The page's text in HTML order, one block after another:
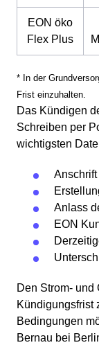
EON öko
Flex Plus
* In der
Frist einzuhalten.
Das Kündigen
Schreiben per
wichtigsten
Anschrift
Anlass
EON
Den Strom- und
Kündigungsfrist
Bedingungen
Bernau bei